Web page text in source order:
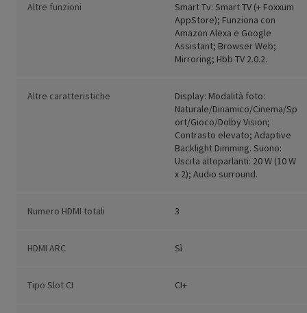
Altre funzioni
Smart Tv: Smart TV (+ Foxxum
AppStore); Funziona con
Amazon Alexa e Google
Assistant; Browser Web;
Mirroring; Hbb TV 2.0.2.
Altre caratteristiche
Display: Modalità foto:
Naturale/Dinamico/Cinema/Sp
ort/Gioco/Dolby Vision;
Contrasto elevato; Adaptive
Backlight Dimming. Suono:
Uscita altoparlanti: 20 W (10 W
x 2); Audio surround.
Numero HDMI totali 3
HDMI ARC Sì
Tipo Slot CI CI+